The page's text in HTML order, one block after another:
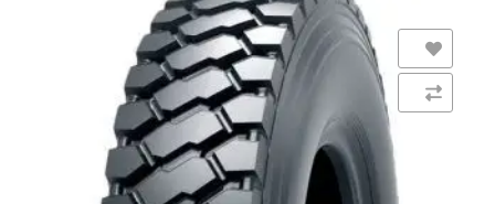
Añadir a la lista de deseos